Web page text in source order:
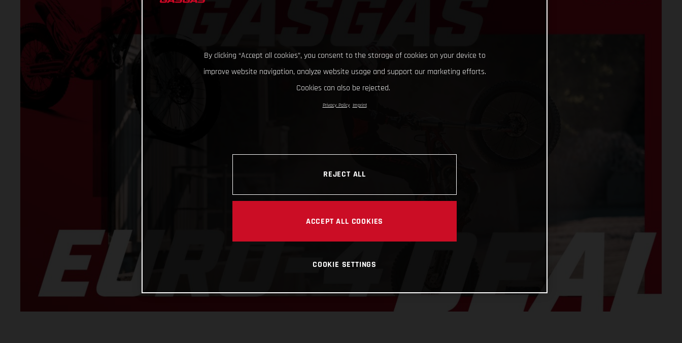
By clicking “Accept all cookies”, you consent to the storage of cookies on your device to
improve website navigation, analyze website usage and support our marketing efforts.
Cookies can also be rejected.
Privacy Policy Imprint
REJECT ALL
ACCEPT ALL COOKIES
COOKIE SETTINGS